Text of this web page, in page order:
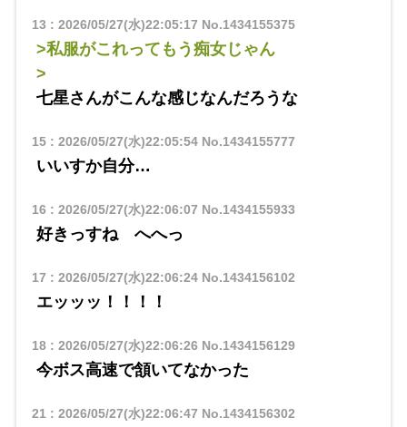
13 : 2026/05/27(水)22:05:17 No.1434155375
>私服がこれってもう痴女じゃん
>
七星さんがこんな感じなんだろうな
15: 2026/05/27(水)22:05:54No.1434155777
いいすか自分…
16 : 2026/05/27(水)22:06:07 No.1434155933
好きっすね へへっ
17 : 2026/05/27(水)22:06:24No.1434156102
エッッッ！！！！
18: 2026/05/27(水)22:06:26 No.1434156129
今ボス高速で頷いてなかった
21 : 2026/05/27(水)22:06:47 No.1434156302